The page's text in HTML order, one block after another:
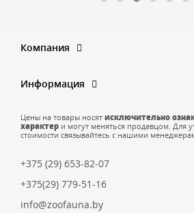
Компания
Информация
Цены на товары носят исключительно
характер и могут меняться продавцом. Для
стоимости связывайтесь с нашими
+375 (29) 653-82-07
+375(29) 779-51-16
info@zoofauna.by